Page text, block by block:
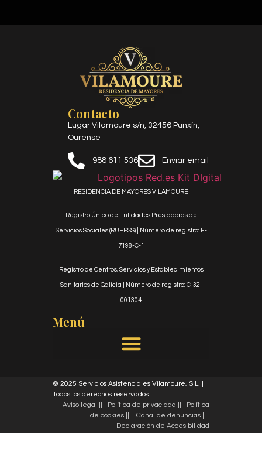
Contacto
Lugar Vilamoure s/n, 32456 Punxín,
Ourense
988 611 536 Enviar email
RESIDENCIA DE MAYORES VILAMOURE
Registro Único de Entidades Prestadoras de
Servicios Sociales (RUEPSS) | Número de registro: E-
7198-C-1
Registro de Centros, Servicios y Establecimientos
Sanitarios de Galicia | Número de registro: C-32-
001304
Menú
© 2025 Servicios Asistenciales Vilamoure, S.L. |
Todos los derechos reservados.
Aviso legal ||
Política de privacidad ||
Política
de cookies ||
Canal de denuncias ||
Declaración de Accesibilidad